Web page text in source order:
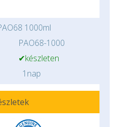
1000ml
PAO68-1000
✔készleten
1nap